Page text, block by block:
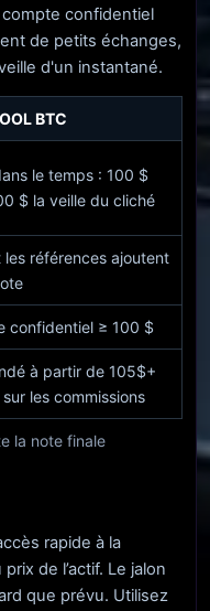
confidentiel
de petits échanges,
d'un instantané.
la note finale
BTC
le temps : 100 $
$ la veille du cliché
les références ajoutent
confidentiel ≥ 100 $
à partir de 105$+
les commissions
rapide à la
de l’actif. Le jalon
que prévu. Utilisez